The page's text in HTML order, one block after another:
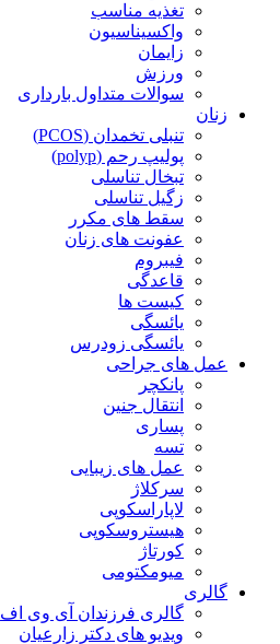
تغذیه مناسب
واکسیناسیون
زایمان
ورزش
سوالات متداول بارداری
زنان
تنبلی تخمدان (PCOS)
پولیپ رحم (polyp)
تبخال تناسلی
زگیل تناسلی
سقط های مکرر
عفونت های زنان
فیبروم
قاعدگی
کیست ها
یائسگی
یائسگی زودرس
عمل های جراحی
پانکچر
انتقال جنین
پساری
تسه
عمل های زیبایی
سرکلاژ
لاپاراسکوپی
هیستروسکوپی
کورتاژ
میومکتومی
گالری
گالری فرزندان آی وی اف
ویدیو های دکتر زارعیان